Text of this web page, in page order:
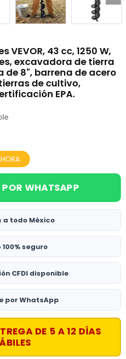
VEVOR, 43 cc, 1250 W,
excavadora de tierra
de 8", barrena de acero
de cultivo,
EPA.
WHATSAPP
a todo México
100% seguro
CFDI disponible
por WhatsApp
DE 5 A 12 DÍAS